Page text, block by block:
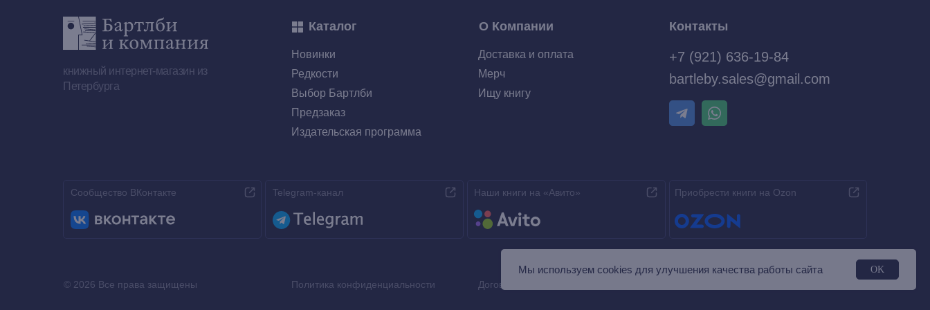
Мы используем сookies для улучшения качества работы сайта OK
Контакты
книжный интернет-магазин из
Петербурга
+7 (921) 636-19-84
bartleby.sales@gmail.com
Договор оферты
О Компании
Каталог
Политика конфиденциальности
© 2026 Все права защищены
Приобрести книги на Ozon
Сообщество ВКонтакте
Ищу книгу
Мерч
Доставка и оплата
Наши книги на «Авито»
Предзаказ
Выбор Бартлби
Редкости
Новинки
Издательская программа
Telegram-канал